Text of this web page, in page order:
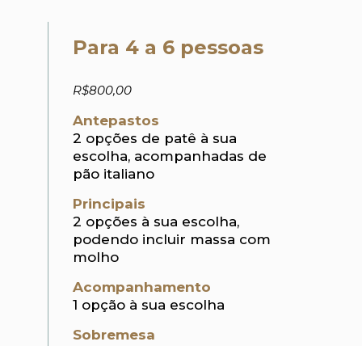
Para 4 a 6 pessoas
R$800,00
Antepastos
2 opções de patê à sua
escolha, acompanhadas de
pão italiano
Principais
2 opções à sua escolha,
podendo incluir massa com
molho
Acompanhamento
1 opção à sua escolha
Sobremesa